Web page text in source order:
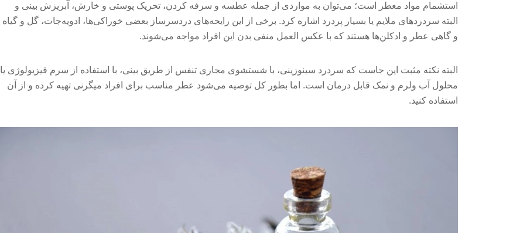
استشمام مواد معطر است؛ می‌توان به مواردی از جمله عطسه و سرفه کردن، تحریک پوستی و خارش، آبریزش بینی و
البته سردردهای ملایم یا بسیار پردرد اشاره کرد. برخی از این رایحه‌های دردسرساز بعضی خوراکی‌ها، ادویه‌جات، گل و گیاه
و گاهی عطر و ادکلن‌ها هستند که با عکس العمل منفی بدن این افراد مواجه می‌شوند.
البته نکته مثبت این جاست که سردرد سینوزینی، با شستشوی مجاری تنفس از طریق بینی، با استفاده از سرم فیزیولوژی یا
محلول آب ولرم و نمک قابل درمان است. اما بطور کل توصیه می‌شود عطر مناسب برای افراد میگرنی تهیه کرده و از آن
استفاده کنید.